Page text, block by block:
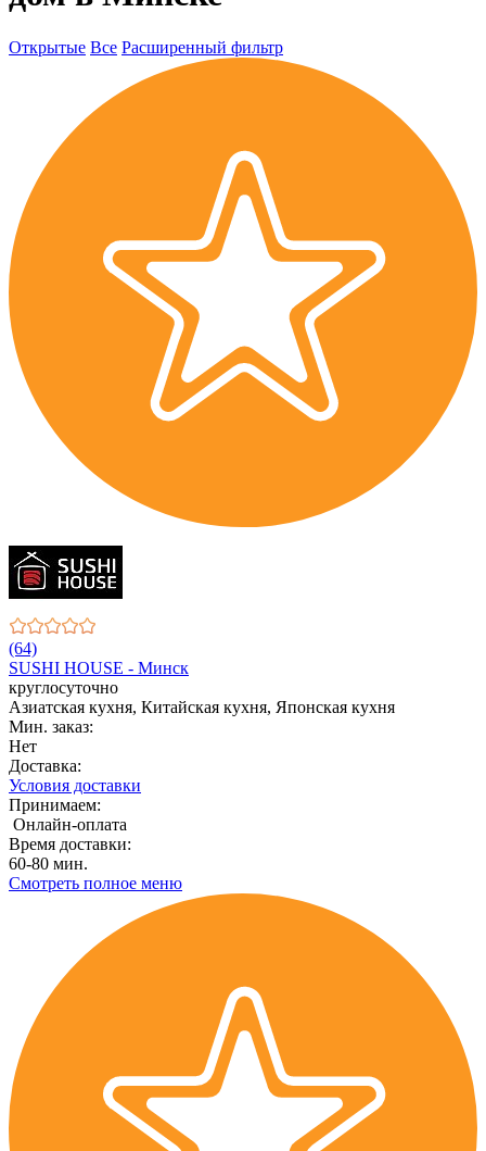
Открытые Все Расширенный фильтр
(64)
SUSHI HOUSE - Минск
круглосуточно
Азиатская кухня, Китайская кухня, Японская кухня
Мин. заказ:
Нет
Доставка:
Условия доставки
Принимаем:
Онлайн-оплата
Время доставки:
60-80 мин.
Смотреть полное меню